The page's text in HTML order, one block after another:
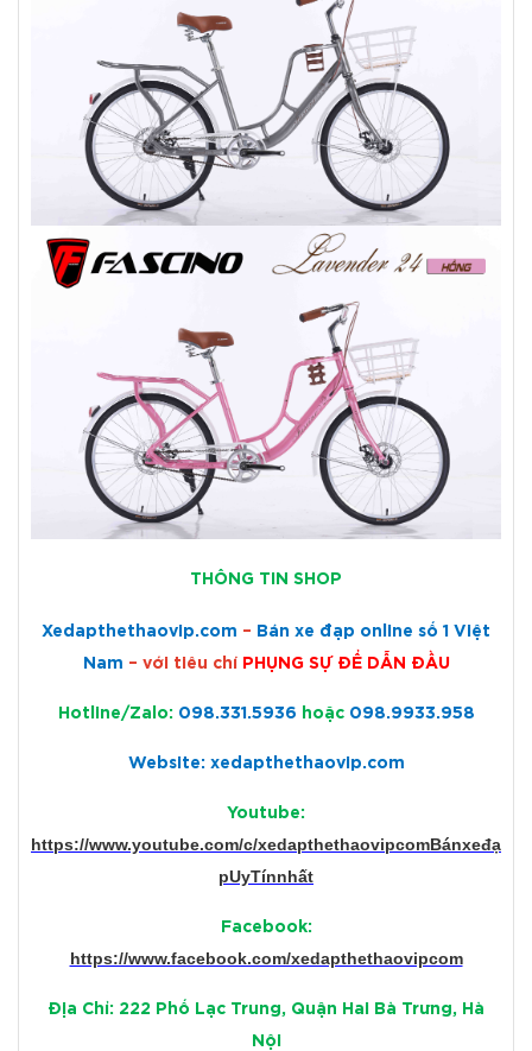
THÔNG TIN SHOP
Xedapthethaovip.com – Bán xe đạp online số 1 Việt
Nam – với tiêu chí PHỤNG SỰ ĐỂ DẪN ĐẦU
Hotline/Zalo: 098.331.5936 hoặc 098.9933.958
Website: xedapthethaovip.com
Youtube:
https://www.youtube.com/c/xedapthethaovipcomBánxeđạ
pUyTínnhất
Facebook:
https://www.facebook.com/xedapthethaovipcom
Địa Chỉ: 222 Phố Lạc Trung, Quận Hai Bà Trưng, Hà
Nội